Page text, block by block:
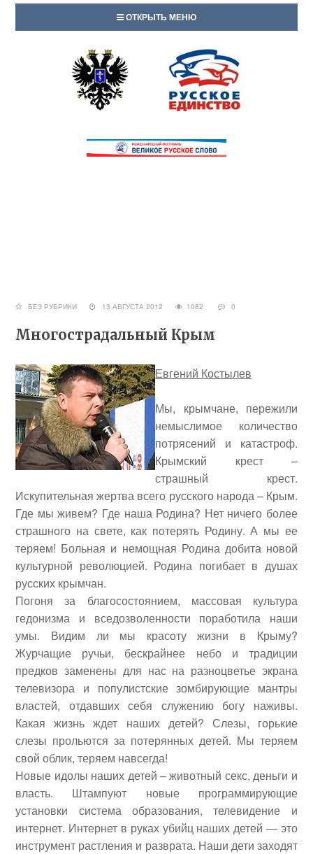
ОТКРЫТЬ МЕНЮ
БЕЗ РУБРИКИ 13 АВГУСТА 2012 1082 0
Многострадальный Крым
Евгений Костылев
Мы, крымчане, пережили
немыслимое количество
потрясений и катастроф.
Крымский крест –
страшный крест.
Искупительная жертва всего русского народа – Крым.
Где мы живем? Где наша Родина? Нет ничего более
страшного на свете, как потерять Родину. А мы ее
теряем! Больная и немощная Родина добита новой
культурной революцией. Родина погибает в душах
русских крымчан.
Погоня за благосостоянием, массовая культура
гедонизма и вседозволенности поработила наши
умы. Видим ли мы красоту жизни в Крыму?
Журчащие ручьи, бескрайнее небо и традиции
предков заменены для нас на разноцветье экрана
телевизора и популистские зомбирующие мантры
властей, отдавших себя служению богу наживы.
Какая жизнь ждет наших детей? Слезы, горькие
слезы прольются за потерянных детей. Мы теряем
свой облик, теряем навсегда!
Новые идолы наших детей – животный секс, деньги и
власть. Штампуют новые программирующие
установки система образования, телевидение и
интернет. Интернет в руках убийц наших детей — это
инструмент растления и разврата. Наши дети заходят